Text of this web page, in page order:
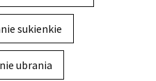
sukienkie
ubrania